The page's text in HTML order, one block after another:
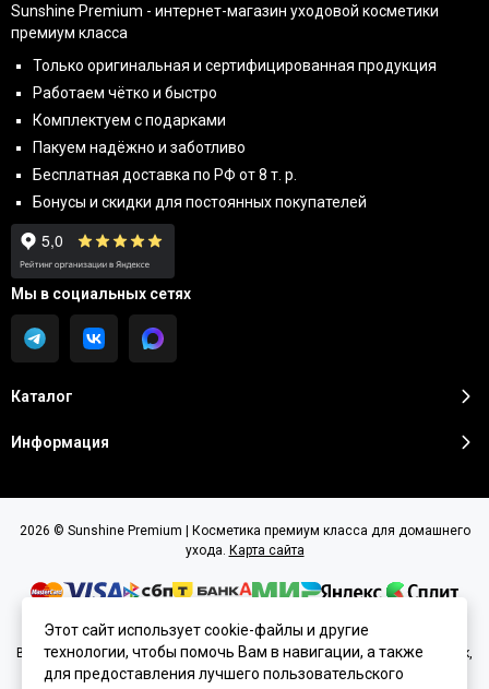
Каталог
Информация
Sunshine Premium - интернет-магазин уходовой косметики
премиум класса
Только оригинальная и сертифицированная продукция
Работаем чётко и быстро
Комплектуем с подарками
Пакуем надёжно и заботливо
Бесплатная доставка по РФ от 8 т. р.
Бонусы и скидки для постоянных покупателей
Мы в социальных сетях
2026 © Sunshine Premium | Косметика премиум класса для домашнего
ухода. Карта сайта
Вся представленная на сайте информация, касающаяся характеристик,
стоимости товаров и услуг, носит информационный характер и ни при
Этот сайт использует cookie-файлы и другие
технологии, чтобы помочь Вам в навигации, а также
для предоставления лучшего пользовательского